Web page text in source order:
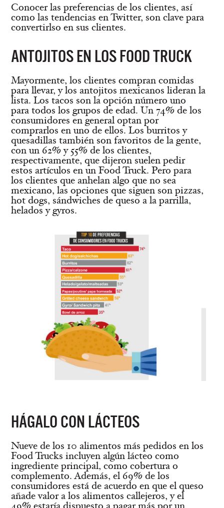
Conocer las preferencias de los clientes, así
como las tendencias en Twitter, son clave para
convertirlso en sus clientes.
ANTOJITOS EN LOS FOOD TRUCK
Mayormente, los clientes compran comidas
para llevar, y los antojitos mexicanos lideran la
lista. Los tacos son la opción número uno
para todos los grupos de edad. Un 74% de los
consumidores en general optan por
comprarlos en uno de ellos. Los burritos y
quesadillas también son favoritos de la gente,
con un 62% y 55% de los clientes,
respectivamente, que dijeron suelen pedir
estos artículos en un Food Truck. Pero para
los clientes que anhelan algo que no sea
mexicano, las opciones que siguen son pizzas,
hot dogs, sándwiches de queso a la parrilla,
helados y gyros.
HÁGALO CON LÁCTEOS
Nueve de los 10 alimentos más pedidos en los
Food Trucks incluyen algún lácteo como
ingrediente principal, como cobertura o
complemento. Además, el 69% de los
consumidores está de acuerdo en que el queso
añade valor a los alimentos callejeros, y el